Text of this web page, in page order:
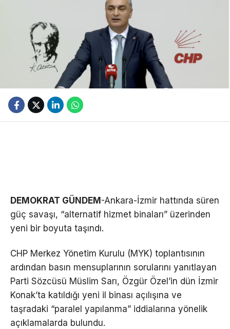
DEMOKRAT GÜNDEM -Ankara-İzmir hattında süren
güç savaşı, “alternatif hizmet binaları” üzerinden
yeni bir boyuta taşındı.
CHP Merkez Yönetim Kurulu (MYK) toplantısının
ardından basın mensuplarının sorularını yanıtlayan
Parti Sözcüsü Müslim Sarı, Özgür Özel’in dün İzmir
Konak’ta katıldığı yeni il binası açılışına ve
taşradaki “paralel yapılanma” iddialarına yönelik
açıklamalarda bulundu.